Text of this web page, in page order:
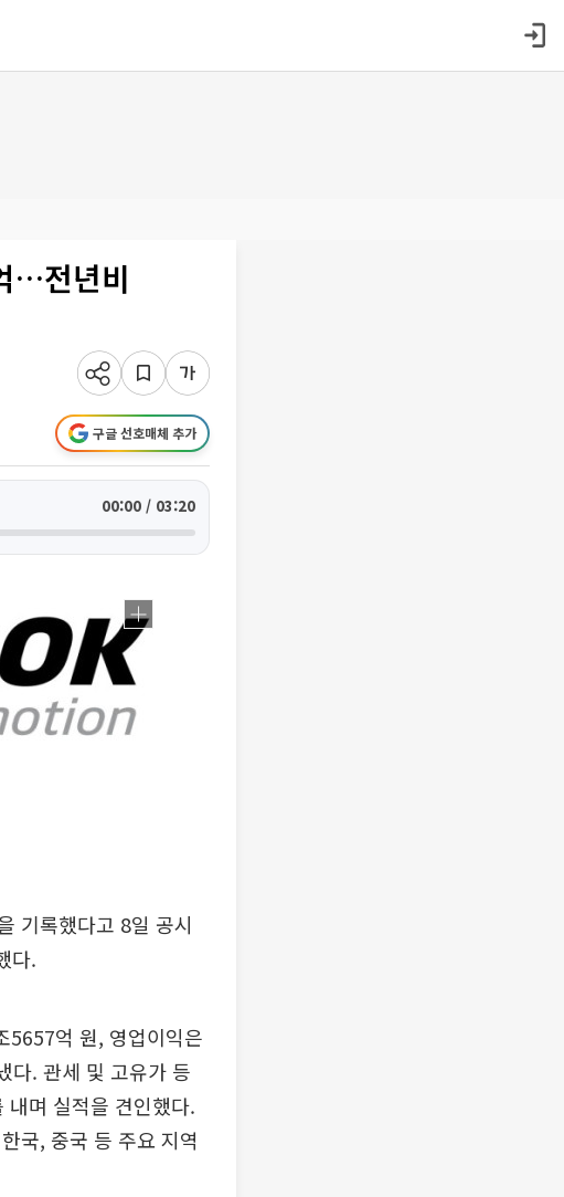
…전년비
구글 선호매체 추가
00:00 / 03:20
기록했다고 8일 공시
다.
5657억 원, 영업이익은
다. 관세 및 고유가 등
내며 실적을 견인했다.
국, 중국 등 주요 지역